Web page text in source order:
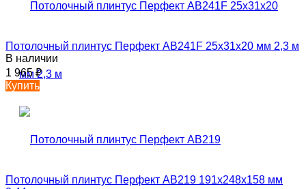
Потолочный плинтус Перфект AB241F 25х31х20 мм 2,3 м
В наличии
1 965₽
Купить
Потолочный плинтус Перфект AB219 191х248х158 мм